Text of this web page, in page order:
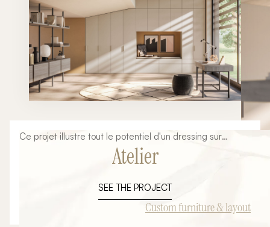
se rencontrent. Cette inspiration issue de l'univers
Armony Cucine démontre les nombreuses possibilités
offertes par la cuisine italienne sur mesure. Chaque
projet peut être entièrement personnalisé afin de
répondre aux habitudes de vie, aux contraintes
architecturales et aux envies de chaque client.
Ce projet illustre tout le potentiel d'un dressing sur
mesure conçu sous pente. Souvent considérés comme
difficiles à aménager, les espaces situés sous les
rangement lorsqu'ils font l'objet d'une conception
adaptée. L'objectif de cette réalisation était de
transformer une zone sous toiture en un espace élégant,
Atelier
SEE THE PROJECT
Custom furniture & layout